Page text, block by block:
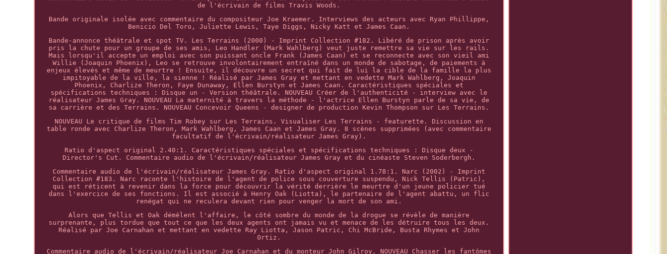
de l'écrivain de films Travis Woods.
Bande originale isolée avec commentaire du compositeur Joe Kraemer. Interviews des acteurs avec Ryan Phillippe,
Benicio Del Toro, Juliette Lewis, Taye Diggs, Nicky Katt et James Caan.
Bande-annonce théâtrale et spot TV. Les Terrains (2000) - Imprint Collection #182. Libéré de prison après avoir
pris la chute pour un groupe de ses amis, Leo Handler (Mark Wahlberg) veut juste remettre sa vie sur les rails.
Mais lorsqu'il accepte un emploi avec son puissant oncle Frank (James Caan) et se reconnecte avec son vieil ami
Willie (Joaquin Phoenix), Leo se retrouve involontairement entraîné dans un monde de sabotage, de paiements à
enjeux élevés et même de meurtre ! Ensuite, il découvre un secret qui fait de lui la cible de la famille la plus
impitoyable de la ville, la sienne ! Réalisé par James Gray et mettant en vedette Mark Wahlberg, Joaquin
Phoenix, Charlize Theron, Faye Dunaway, Ellen Burstyn et James Caan. Caractéristiques spéciales et
spécifications techniques : Disque un - Version théâtrale. NOUVEAU Créer de l'authenticité - interview avec le
réalisateur James Gray. NOUVEAU La maternité à travers la méthode - l'actrice Ellen Burstyn parle de sa vie, de
sa carrière et des Terrains. NOUVEAU Concevoir Queens - designer de production Kevin Thompson sur Les Terrains.
NOUVEAU Le critique de films Tim Robey sur Les Terrains. Visualiser Les Terrains - featurette. Discussion en
table ronde avec Charlize Theron, Mark Wahlberg, James Caan et James Gray. 8 scènes supprimées (avec commentaire
facultatif de l'écrivain/réalisateur James Gray).
Ratio d'aspect original 2.40:1. Caractéristiques spéciales et spécifications techniques : Disque deux -
Director's Cut. Commentaire audio de l'écrivain/réalisateur James Gray et du cinéaste Steven Soderbergh.
Commentaire audio de l'écrivain/réalisateur James Gray. Ratio d'aspect original 1.78:1. Narc (2002) - Imprint
Collection #183. Narc raconte l'histoire de l'agent de police sous couverture suspendu, Nick Tellis (Patric),
qui est réticent à revenir dans la force pour découvrir la vérité derrière le meurtre d'un jeune policier tué
dans l'exercice de ses fonctions. Il est associé à Henry Oak (Liotta), le partenaire de l'agent abattu, un flic
renégat qui ne reculera devant rien pour venger la mort de son ami.
Alors que Tellis et Oak démêlent l'affaire, le côté sombre du monde de la drogue se révèle de manière
surprenante, plus tordue que tout ce que les deux agents ont jamais vu et menace de les détruire tous les deux.
Réalisé par Joe Carnahan et mettant en vedette Ray Liotta, Jason Patric, Chi McBride, Busta Rhymes et John
Ortiz.
Commentaire audio de l'écrivain/réalisateur Joe Carnahan et du monteur John Gilroy. NOUVEAU Chasser les fantômes